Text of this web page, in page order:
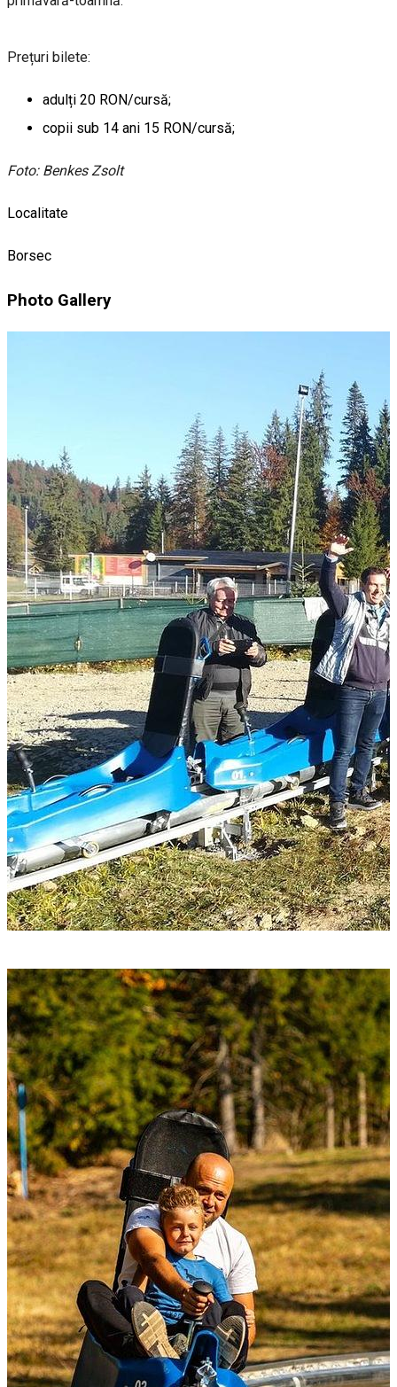
Prețuri bilete:
adulți 20 RON/cursă;
copii sub 14 ani 15 RON/cursă;
Foto: Benkes Zsolt
Localitate
Borsec
Photo Gallery